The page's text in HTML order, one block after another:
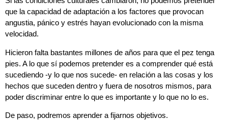
que la capacidad de adaptación a los factores que provocan
angustia, pánico y estrés hayan evolucionado con la misma
velocidad.
Hicieron falta bastantes millones de años para que el pez tenga
pies. A lo que sí podemos pretender es a comprender qué está
sucediendo -y lo que nos sucede- en relación a las cosas y los
hechos que suceden dentro y fuera de nosotros mismos, para
poder discriminar entre lo que es importante y lo que no lo es.
De paso, podremos aprender a fijarnos objetivos.